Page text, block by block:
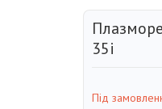
35i
Під